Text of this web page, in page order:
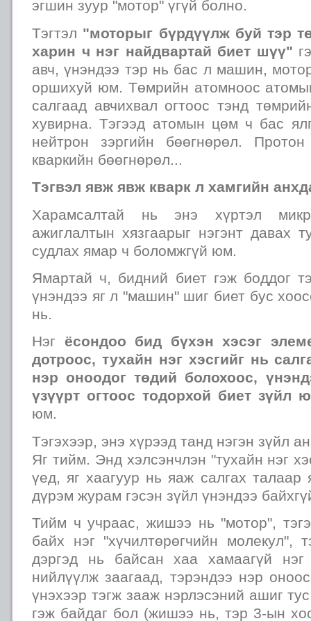
эгшин зуур "мотор" үгүй болно.
Тэгтэл "моторыг бүрдүүлж буй тэр
харин ч нэг найдвартай биет шүү"
авч, үнэндээ тэр нь бас л машин,
оршихуй юм. Төмрийн атомноос
салгаад авчихвал огтоос тэнд
хувирна. Тэгээд атомын цөм ч бас
нейтрон зэргийн бөөгнөрөл.
кваркийн бөөгнөрөл...
Тэгвэл явж явж кварк л хамгийн
Харамсалтай нь энэ хүртэл
ажиглалтын хязгаарыг нэгэнт давах
судлах ямар ч боломжгүй юм.
Ямартай ч, бидний биет гэж боддог
үнэндээ яг л "машин" шиг биет бус
нь.
Нэг ёсондоо бид бүхэн хэсэг
дотроос, тухайн нэг хэсгийг нь
нэр оноодог төдий болохоос,
үзүүрт огтоос тодорхой биет зүйл
юм.
Тэгэхээр, энэ хүрээд танд нэгэн зүйл
Яг тийм. Энд хэлсэнчлэн "тухайн нэг
үед, яг хаагуур нь яаж салгах талаар
дүрэм журам гэсэн зүйл үнэндээ
Тийм ч учраас, жишээ нь "мотор",
байх нэг "хүчилтөрөгчийн молекул",
дэргэд нь байсан хаа хамаагүй
нийлүүлж заагаад, тэрэндээ нэр
үнэхээр тэгж зааж нэрлэсэний ашиг
гэж байдаг бол (жишээ нь, тэр 3-ын